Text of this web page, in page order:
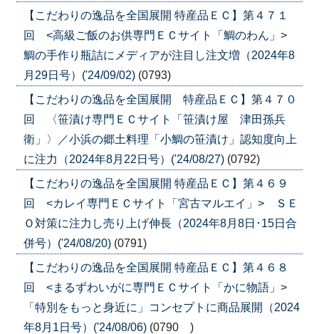
【こだわりの逸品を全国展開 特産品ＥＣ】第４７１
回 <高級ご飯のお供専門ＥＣサイト「鯛のわん」>
鯛の手作り瓶詰にメディアが注目し注文増（2024年8
月29日号）('24/09/02) (0793)
【こだわりの逸品を全国展開 特産品ＥＣ】第４７０
回 〈笹漬け専門ＥＣサイト「笹漬け屋 津田孫兵
衛」〉／小浜の郷土料理「小鯛の笹漬け」認知度向上
に注力（2024年8月22日号）('24/08/27) (0792)
【こだわりの逸品を全国展開 特産品ＥＣ】第４６９
回 <カレイ専門ＥＣサイト「宮古マルエイ」> ＳＥ
Ｏ対策に注力し売り上げ伸長（2024年8月8日･15日合
併号）('24/08/20) (0791)
【こだわりの逸品を全国展開 特産品ＥＣ】第４６８
回 <まるずわいがに専門ＥＣサイト「かに物語」>
「特別をもっと身近に」コンセプトに商品展開（2024
年8月1日号）('24/08/06) (0790 )